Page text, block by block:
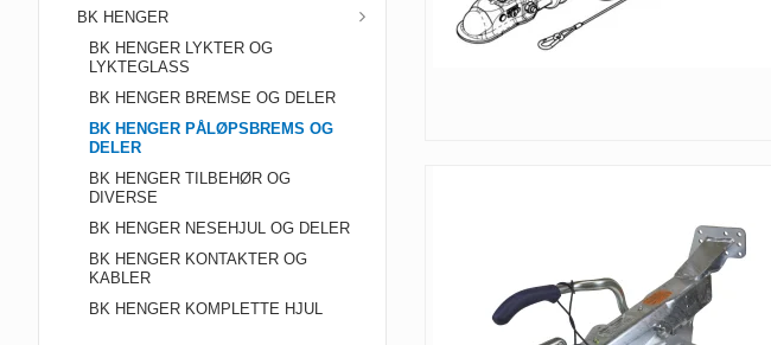
BK HENGER
BK HENGER LYKTER OG
LYKTEGLASS
BK HENGER BREMSE OG DELER
BK HENGER PÅLØPSBREMS OG
DELER
BK HENGER TILBEHØR OG
DIVERSE
BK HENGER NESEHJUL OG DELER
BK HENGER KONTAKTER OG
KABLER
BK HENGER KOMPLETTE HJUL